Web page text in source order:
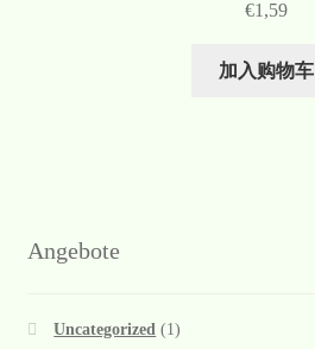
€1,59
加入购物车
Angebote
Uncategorized (1)